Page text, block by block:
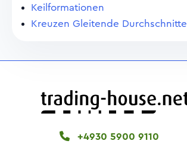
Keilformationen
Kreuzen Gleitende Durchschnitte
+4930 5900 9110